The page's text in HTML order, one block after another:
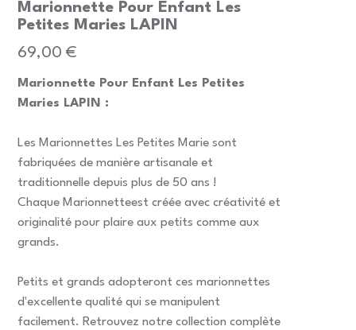
Marionnette Pour Enfant Les
Petites Maries LAPIN
Prix
69,00 €
Marionnette Pour Enfant Les Petites
Maries LAPIN :
Les Marionnettes Les Petites Marie sont
fabriquées de manière artisanale et
traditionnelle depuis plus de 50 ans !
Chaque Marionnetteest créée avec créativité et
originalité pour plaire aux petits comme aux
grands.
Petits et grands adopteront ces marionnettes
d'excellente qualité qui se manipulent
facilement. Retrouvez notre collection complète